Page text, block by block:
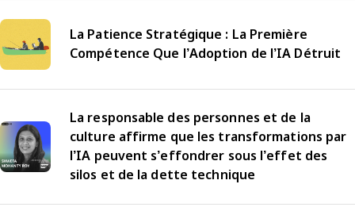
La Patience Stratégique : La Première
Compétence Que l’Adoption de l’IA Détruit
La responsable des personnes et de la
culture affirme que les transformations par
l’IA peuvent s’effondrer sous l’effet des
silos et de la dette technique